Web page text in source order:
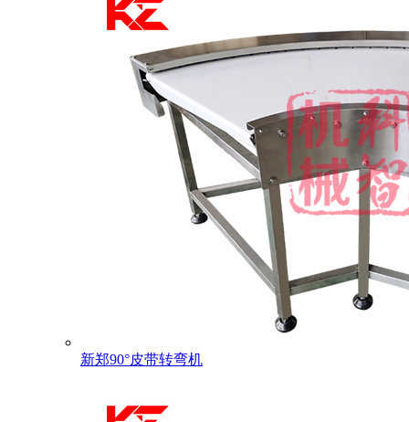
新郑90°皮带转弯机